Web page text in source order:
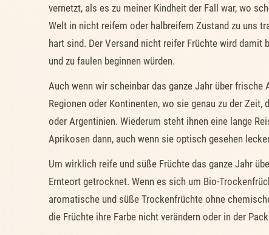
vernetzt, als es zu meiner Kindheit der Fall war, wo
Welt in nicht reifem oder halbreifem Zustand zu uns
hart sind. Der Versand nicht reifer Früchte wird damit
und zu faulen beginnen würden.
Auch wenn wir scheinbar das ganze Jahr über
Regionen oder Kontinenten, wo sie genau zu der
oder Argentinien. Wiederum steht ihnen eine lange
Aprikosen dann, auch wenn sie optisch gesehen
Um wirklich reife und süße Früchte das ganze Jahr
Ernteort getrocknet. Wenn es sich um Bio-
aromatische und süße Trockenfrüchte ohne
die Früchte ihre Farbe nicht verändern oder in der